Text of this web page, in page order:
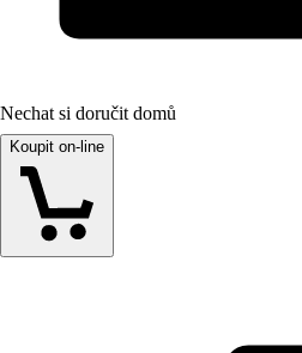
Nechat si doručit domů
Koupit on-line